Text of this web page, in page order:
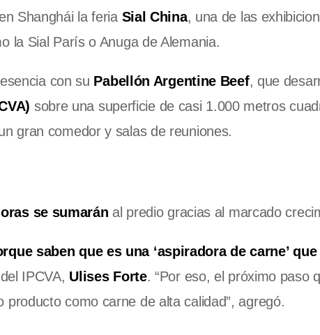
Shanghái la feria Sial China, una de las
la Sial París o Anuga de Alemania.
con su Pabellón Argentine Beef, que
sobre una superficie de casi 1.000 metros
gran comedor y salas de reuniones.
se sumarán al predio gracias al marcado
saben que es una ‘aspiradora de carne’
IPCVA, Ulises Forte. “Por eso, el próximo paso
como carne de alta calidad”, agregó.